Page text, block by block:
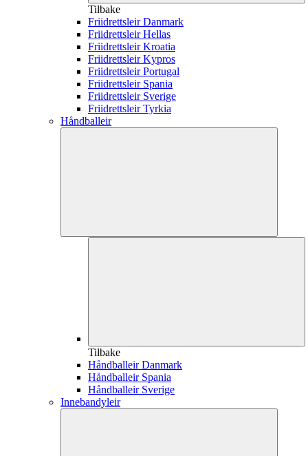
Tilbake
Friidrettsleir Danmark
Friidrettsleir Hellas
Friidrettsleir Kroatia
Friidrettsleir Kypros
Friidrettsleir Portugal
Friidrettsleir Spania
Friidrettsleir Sverige
Friidrettsleir Tyrkia
Håndballeir
Tilbake
Håndballeir Danmark
Håndballeir Spania
Håndballeir Sverige
Innebandyleir